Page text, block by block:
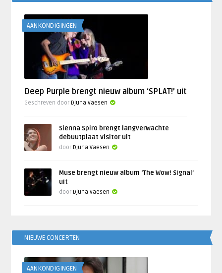
AANKONDIGINGEN
Deep Purple brengt nieuw album ‘SPLAT!’ uit
Geschreven door Djuna Vaesen
Sienna Spiro brengt langverwachte
debuutplaat Visitor uit
door Djuna Vaesen
Muse brengt nieuw album ‘The Wow! Signal’
uit
door Djuna Vaesen
NIEUWE CONCERTEN
AANKONDIGINGEN